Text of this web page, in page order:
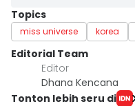
Topics
miss universe korea
Editorial Team
Editor
Dhana Kencana
Tonton lebih seru di